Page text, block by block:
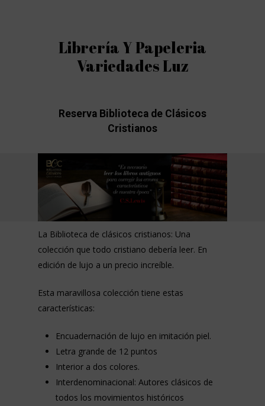
Librería Y Papeleria
Variedades Luz
Reserva Biblioteca de Clásicos
Cristianos
La Biblioteca de clásicos cristianos: Una
colección que todo cristiano debería leer. En
edición de lujo a un precio increíble.
Esta maravillosa colección tiene estas
características:
Encuadernación de lujo en imitación piel.
Letra grande de 12 puntos
Interior a dos colores.
Interdenominacional: Autores clásicos de
todos los movimientos históricos